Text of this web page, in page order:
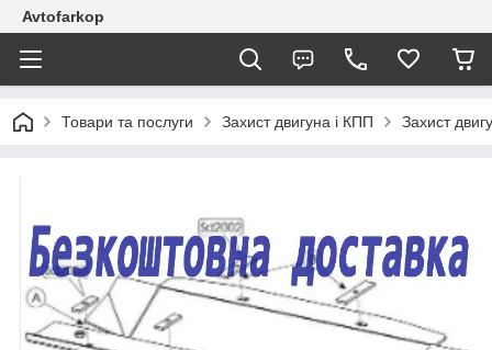
Avtofarkop
Товари та послуги Захист двигуна і КПП Захист